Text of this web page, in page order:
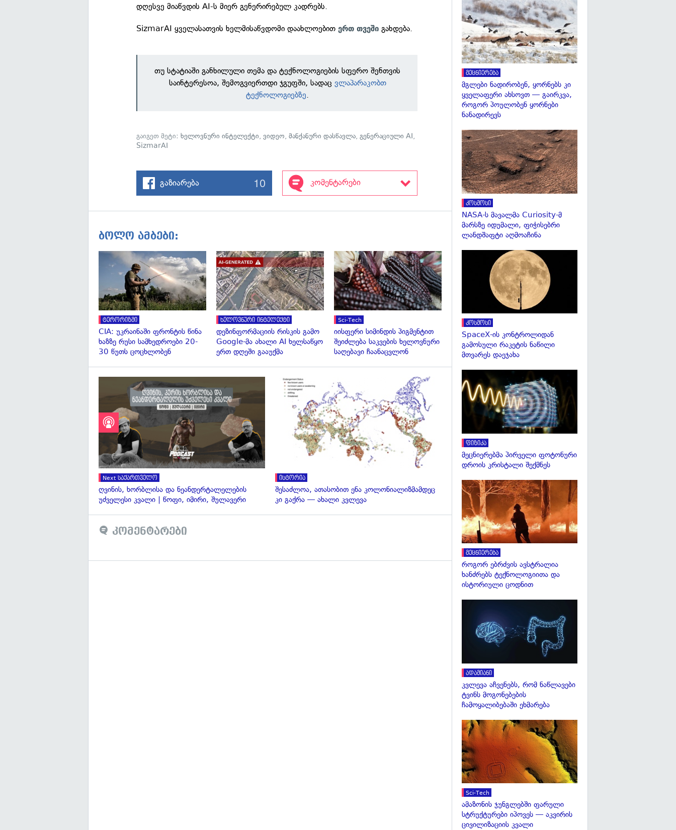
დღესვე მიაწვდის AI-ს მიერ გენერირებულ კადრებს.
SizmarAI ყველასათვის ხელმისაწვდომი დაახლოებითერთ თვეში გახდება.
თუ სტატიაში განხილული თემა და ტექნოლოგიების სფერო შენთვის
საინტერესოა, შემოგვიერთდი ჯგუფში, სადაცვლაპარაკობთ
ტექნოლოგიებზე.
გაიგეთ მეტი:ხელოვნური ინტელექტი,ვიდეო,მანქანური დასწავლა,გენერაციული AI,
SizmarAI
გაზიარება 10 კომენტარები
ბოლო ამბები:
გადახედვა
ტერორიზმი
CIA: უკრაინაში ფრონტის წინა
ხაზზე რუსი სამხედროები 20-
30 წუთს ცოცხლობენ
გადახედვა
ხელოვნური ინტელექტი
დეზინფორმაციის რისკის გამო
Google-მა ახალი AI ხელსაწყო
ერთ დღეში გააუქმა
Sci-Tech
იისფერი სიმინდის პიგმენტით
შეიძლება საკვების ხელოვნური
საღებავი ჩაანაცვლონ
Next საქართველო
ღვინის, ხორბლისა და ნეანდერტალელების
უძველესი კვალი | წოფი, იმირი, შულავერი
გადახედვა
ისტორია
შესაძლოა, ათასობით ენა კოლონიალიზმამდეც
კი გაქრა — ახალი კვლევა
კომენტარები
მეცნიერება
მგლები ნადირობენ, ყორნებს კი
ყველაფერი ახსოვთ — გაირკვა,
როგორ პოულობენ ყორნები
ნანადირევს
კოსმოსი
NASA-ს მავალმა Curiosity-მ
მარსზე იდუმალი, ფიჭისებრი
ლანდშაფტი აღმოაჩინა
კოსმოსი
SpaceX-ის კონტროლიდან
გამოსული რაკეტის ნაწილი
მთვარეს დაეჯახა
ფიზიკა
მეცნიერებმა პირველი ფოტონური
დროის კრისტალი შექმნეს
მეცნიერება
როგორ ებრძვის ავსტრალია
ხანძრებს ტექნოლოგიითა და
ისტორიული ცოდნით
ადამიანი
კვლევა აჩვენებს, რომ ნაწლავები
ტვინს მოგონებების
ჩამოყალიბებაში ეხმარება
Sci-Tech
ამაზონის ჯუნგლებში ფარული
სტრუქტურები იპოვეს — აკვირის
ცივილიზაციის კვალი